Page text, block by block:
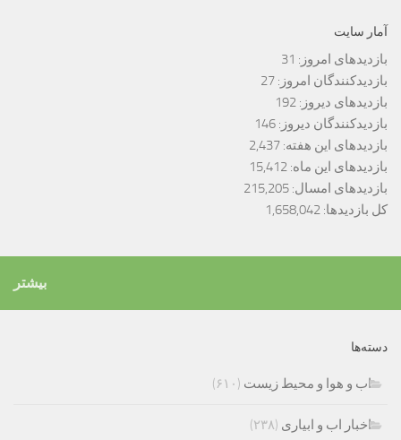
آمار سایت
بازدیدهای امروز: 31
بازدیدکنندگان امروز: 27
بازدیدهای دیروز: 192
بازدیدکنندگان دیروز: 146
بازدیدهای این هفته: 2,437
بازدیدهای این ماه: 15,412
بازدیدهای امسال: 215,205
کل بازدیدها: 1,658,042
بیشتر
دسته‌ها
اب و هوا و محیط زیست (۶۱۰)
اخبار اب و ابیاری (۲۳۸)